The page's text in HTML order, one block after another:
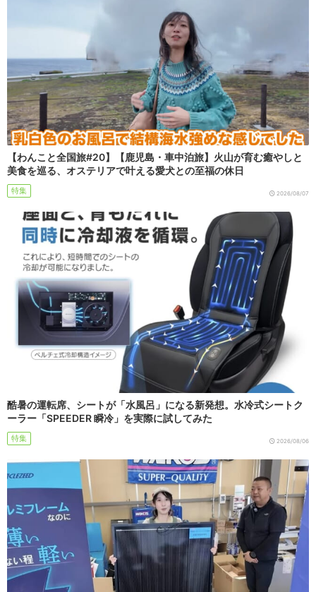
【わんこと全国旅#20】【鹿児島・車中泊旅】火山が育む癒やしと
美食を巡る、オステリアで叶える愛犬との至福の休日
特集 2026/08/07
酷暑の運転席、シートが「水風呂」になる新発想。水冷式シートク
ーラー「SPEEDER 瞬冷」を実際に試してみた
特集 2026/08/06